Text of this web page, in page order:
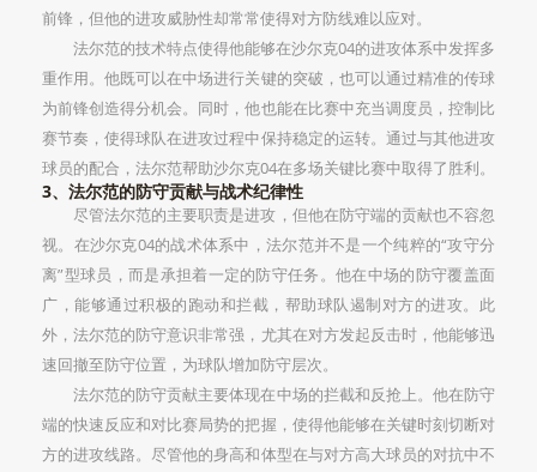
前锋，但他的进攻威胁性却常常使得对方防线难以应对。
法尔范的技术特点使得他能够在沙尔克04的进攻体系中发挥多
重作用。他既可以在中场进行关键的突破，也可以通过精准的传球
为前锋创造得分机会。同时，他也能在比赛中充当调度员，控制比
赛节奏，使得球队在进攻过程中保持稳定的运转。通过与其他进攻
球员的配合，法尔范帮助沙尔克04在多场关键比赛中取得了胜利。
3、法尔范的防守贡献与战术纪律性
尽管法尔范的主要职责是进攻，但他在防守端的贡献也不容忽
视。在沙尔克04的战术体系中，法尔范并不是一个纯粹的“攻守分
离”型球员，而是承担着一定的防守任务。他在中场的防守覆盖面
广，能够通过积极的跑动和拦截，帮助球队遏制对方的进攻。此
外，法尔范的防守意识非常强，尤其在对方发起反击时，他能够迅
速回撤至防守位置，为球队增加防守层次。
法尔范的防守贡献主要体现在中场的拦截和反抢上。他在防守
端的快速反应和对比赛局势的把握，使得他能够在关键时刻切断对
方的进攻线路。尽管他的身高和体型在与对方高大球员的对抗中不